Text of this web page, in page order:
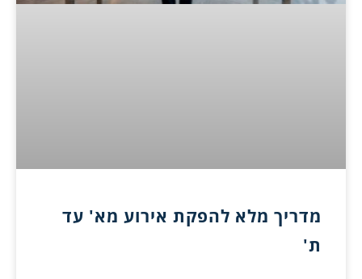
מדריך מלא להפקת אירוע מא' עד
ת'